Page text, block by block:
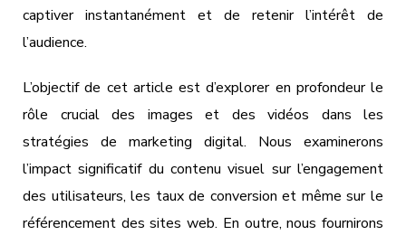
captiver instantanément et de retenir l’intérêt de
l’audience.
L’objectif de cet article est d’explorer en profondeur le
rôle crucial des images et des vidéos dans les
stratégies de marketing digital. Nous examinerons
l’impact significatif du contenu visuel sur l’engagement
des utilisateurs, les taux de conversion et même sur le
référencement des sites web. En outre, nous fournirons